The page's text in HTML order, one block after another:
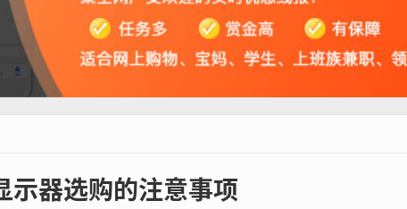
示器选购的注意事项